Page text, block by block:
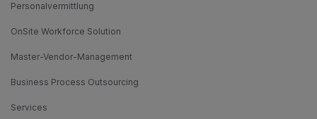
Personalvermittlung
OnSite Workforce Solution
Master-Vendor-Management
Business Process Outsourcing
Services